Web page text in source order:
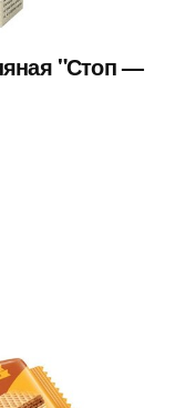
"Стоп —